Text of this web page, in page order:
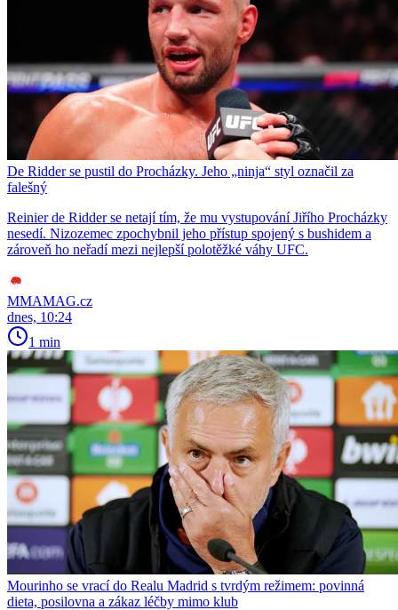
De Ridder se pustil do Procházky. Jeho „ninja“ styl označil za
falešný
Reinier de Ridder se netají tím, že mu vystupování Jiřího Procházky
nesedí. Nizozemec zpochybnil jeho přístup spojený s bushidem a
zároveň ho neřadí mezi nejlepší polotěžké váhy UFC.
MMAMAG.cz
dnes, 10:24
1 min
Mourinho se vrací do Realu Madrid s tvrdým režimem: povinná
dieta, posilovna a zákaz léčby mimo klub